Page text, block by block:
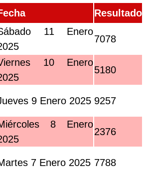
Resultado
11 Enero
7078
10 Enero
5180
9 Enero 2025 9257
8 Enero
2376
7 Enero 2025 7788